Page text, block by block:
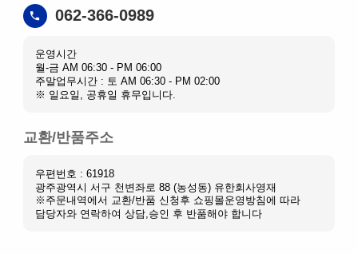
062-366-0989
운영시간
월-금 AM 06:30 - PM 06:00
주말업무시간 : 토 AM 06:30 - PM 02:00
※ 일요일, 공휴일 휴무입니다.
교환/반품주소
우편번호 : 61918
광주광역시 서구 천변좌로 88 (농성동) 유한회사영재
※주문내역에서 교환/반품 신청후 쇼핑몰운영방침에 따라
담당자와 연락하여 상담,승인 후 반품해야 합니다